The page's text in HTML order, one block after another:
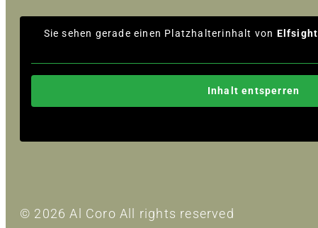
Sie sehen gerade einen Platzhalterinhalt von Elfsight
Inhalt entsperren
© 2026 Al Coro All rights reserved